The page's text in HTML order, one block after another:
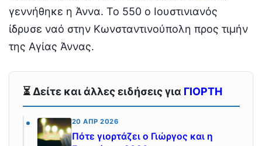
γεννήθηκε η Άννα. Το 550 ο Ιουστινιανός
ίδρυσε ναό στην Κωνσταντινούπολη προς τιμήν
της Αγίας Άννας.
⏳ Δείτε και άλλες ειδήσεις για ΓΙΟΡΤΗ
20 ΑΠΡ 2026
Πότε γιορτάζει ο Γιώργος και η